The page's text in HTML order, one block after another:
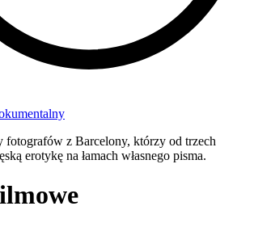
fotografów z Barcelony, którzy od trzech
erotykę na łamach własnego pisma.